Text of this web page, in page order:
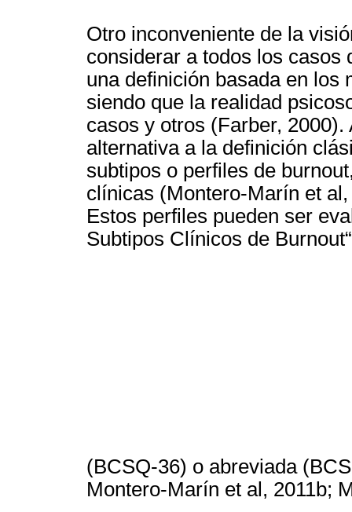
Otro inconveniente de la
considerar a todos los casos
una definición basada en los
siendo que la realidad
casos y otros (Farber,
alternativa a la definición
subtipos o perfiles de
clínicas (Montero-Marín et
Estos perfiles pueden ser
Subtipos Clínicos de
(BCSQ-36) o abreviada
Montero-Marín et al, 2011b;